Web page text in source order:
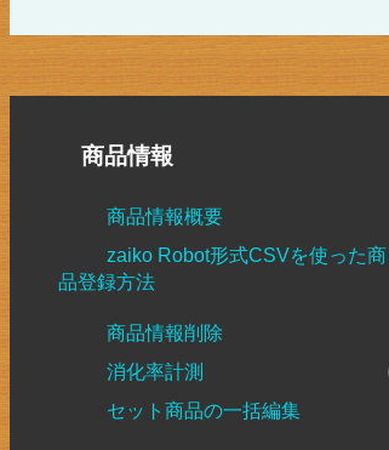
商品情報
商品情報概要
zaiko Robot形式CSVを使った商
品登録方法
商品情報削除
消化率計測
セット商品の一括編集